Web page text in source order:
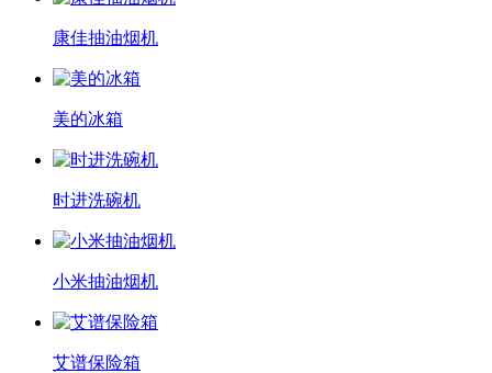
康佳抽油烟机
美的冰箱
时进洗碗机
小米抽油烟机
艾谱保险箱